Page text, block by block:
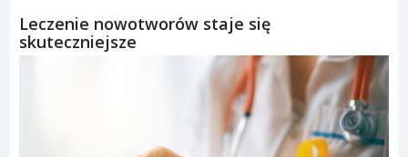
Leczenie nowotworów staje się
skuteczniejsze